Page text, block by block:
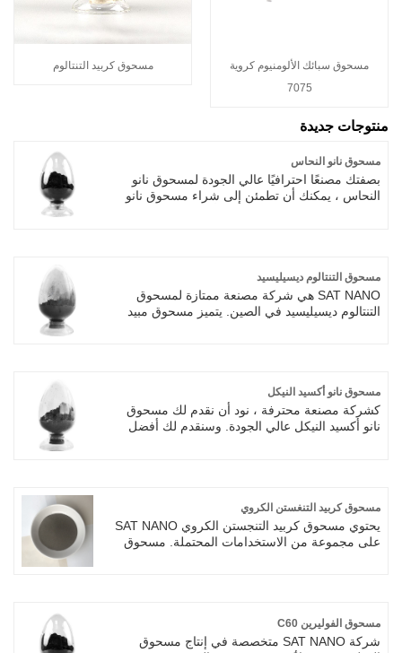
مسحوق سبائك الألومنيوم كروية
7075
مسحوق كربيد التنتالوم
منتوجات جديدة
مسحوق نانو النحاس
بصفتك مصنعًا احترافيًا عالي الجودة لمسحوق نانو
النحاس ، يمكنك أن تطمئن إلى شراء مسحوق نانو
مسحوق التنتالوم ديسيليسيد
SAT NANO هي شركة مصنعة ممتازة لمسحوق
التنتالوم ديسيليسيد في الصين. يتميز مسحوق مبيد
الأكثر مبيعًا في العديد من البلدان حول العالم.
مسحوق نانو أكسيد النيكل
كشركة مصنعة محترفة ، نود أن نقدم لك مسحوق
نانو أكسيد النيكل عالي الجودة. وسنقدم لك أفضل
مسحوق كربيد التنغستن الكروي
يحتوي مسحوق كربيد التنجستن الكروي SAT NANO
على مجموعة من الاستخدامات المحتملة. مسحوق
45-75um، 45-105um، 75-150um.
مسحوق الفوليرين C60
شركة SAT NANO متخصصة في إنتاج مسحوق